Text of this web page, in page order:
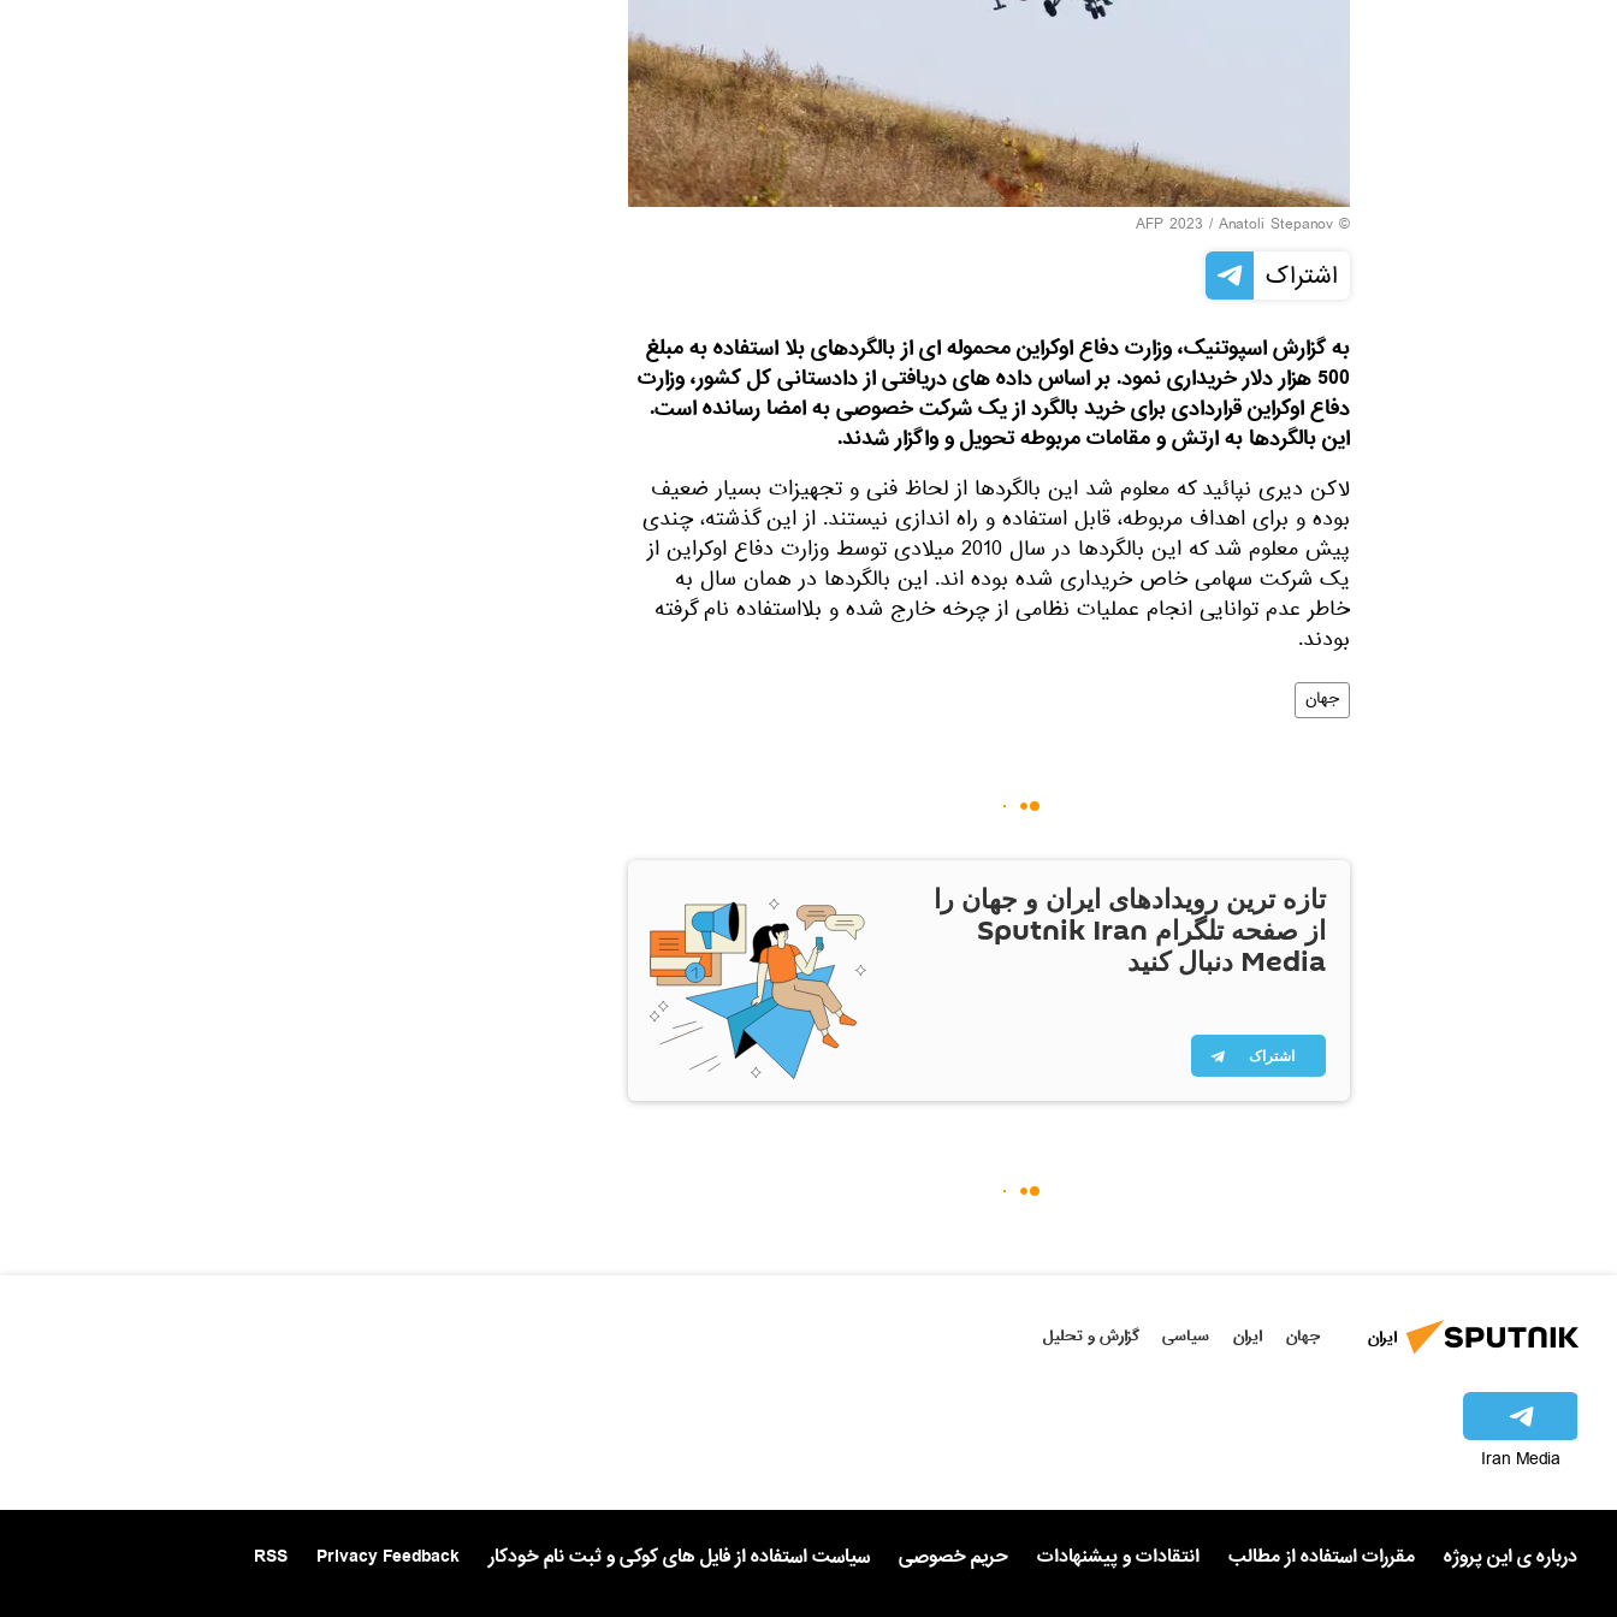
© AFP 2023 / Anatoli Stepanov
اشتراک
به گزارش اسپوتنیک، وزارت دفاع اوکراین محموله ای از بالگردهای بلا استفاده به مبلغ
500 هزار دلار خریداری نمود. بر اساس داده های دریافتی از دادستانی کل کشور، وزارت
دفاع اوکراین قراردادی برای خرید بالگرد از یک شرکت خصوصی به امضا رسانده است.
این بالگردها به ارتش و مقامات مربوطه تحویل و واگزار شدند.
لاکن دیری نپائید که معلوم شد این بالگردها از لحاظ فنی و تجهیزات بسیار ضعیف
بوده و برای اهداف مربوطه، قابل استفاده و راه اندازی نیستند. از این گذشته، چندی
پیش معلوم شد که این بالگردها در سال 2010 میلادی توسط وزارت دفاع اوکراین از
یک شرکت سهامی خاص خریداری شده بوده اند. این بالگردها در همان سال به
خاطر عدم توانایی انجام عملیات نظامی از چرخه خارج شده و بلااستفاده نام گرفته
بودند.
جهان
تازه ترین رویدادهای ایران و جهان را
از صفحه تلگرام Sputnik Iran
Media دنبال کنید
اشتراک
ایران جهان ایران سیاسی گزارش و تحلیل
Iran Media
درباره ی این پروژه مقررات استفاده از مطالب انتقادات و پیشنهادات حریم خصوصی سیاست استفاده از فایل های کوکی و ثبت نام خودکار Privacy Feedback
RSS